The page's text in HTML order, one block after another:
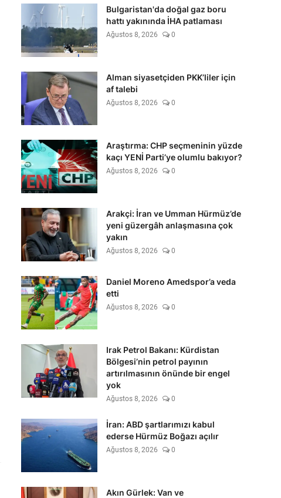
Bulgaristan'da doğal gaz boru
hattı yakınında İHA patlaması
Ağustos 8, 2026 0
Alman siyasetçiden PKK’liler için
af talebi
Ağustos 8, 2026 0
Araştırma: CHP seçmeninin yüzde
kaçı YENİ Parti’ye olumlu bakıyor?
Ağustos 8, 2026 0
Arakçi: İran ve Umman Hürmüz’de
yeni güzergâh anlaşmasına çok
yakın
Ağustos 8, 2026 0
Daniel Moreno Amedspor’a veda
etti
Ağustos 8, 2026 0
Irak Petrol Bakanı: Kürdistan
Bölgesi’nin petrol payının
artırılmasının önünde bir engel
yok
Ağustos 8, 2026 0
İran: ABD şartlarımızı kabul
ederse Hürmüz Boğazı açılır
Ağustos 8, 2026 0
Akın Gürlek: Van ve